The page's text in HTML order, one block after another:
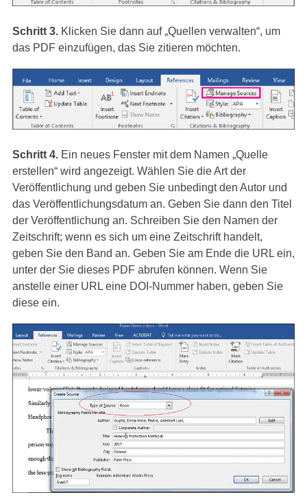
Schritt 3.Klicken Sie dann auf „Quellen verwalten“, um
das PDF einzufügen, das Sie zitieren möchten.
Schritt 4.Ein neues Fenster mit dem Namen „Quelle
erstellen“ wird angezeigt. Wählen Sie die Art der
Veröffentlichung und geben Sie unbedingt den Autor und
das Veröffentlichungsdatum an. Geben Sie dann den Titel
der Veröffentlichung an. Schreiben Sie den Namen der
Zeitschrift; wenn es sich um eine Zeitschrift handelt,
geben Sie den Band an. Geben Sie am Ende die URL ein,
unter der Sie dieses PDF abrufen können. Wenn Sie
anstelle einer URL eine DOI-Nummer haben, geben Sie
diese ein.